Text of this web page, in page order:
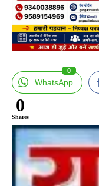
WhatsApp
0
0
Shares